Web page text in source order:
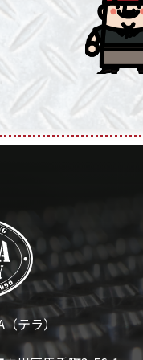
テラ）